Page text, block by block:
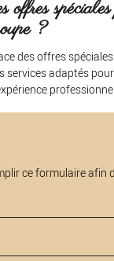
offres
?
des offres
services adaptés
ce formulaire afin